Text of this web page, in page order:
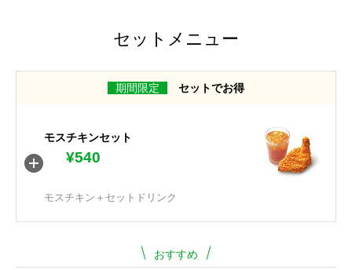
セットメニュー
期間限定 セットでお得
モスチキンセット
¥540
モスチキン＋セットドリンク
おすすめ